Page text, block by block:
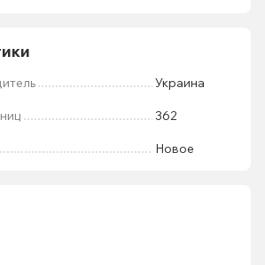
Украина
362
Новое